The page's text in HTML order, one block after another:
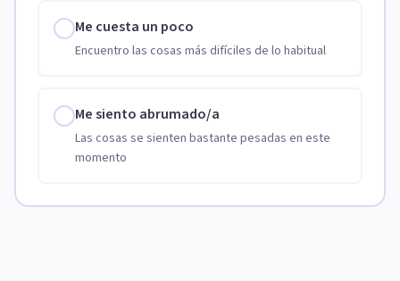
Me cuesta un poco
Encuentro las cosas más difíciles de lo habitual
Me siento abrumado/a
Las cosas se sienten bastante pesadas en este
momento